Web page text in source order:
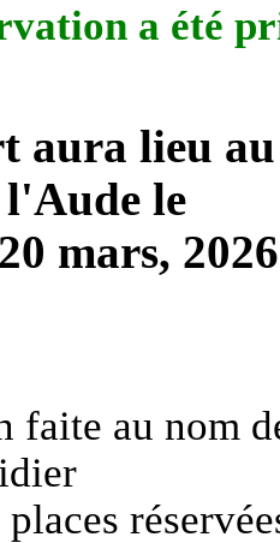
a été
aura lieu au
l'Aude le
mars,
faite au nom